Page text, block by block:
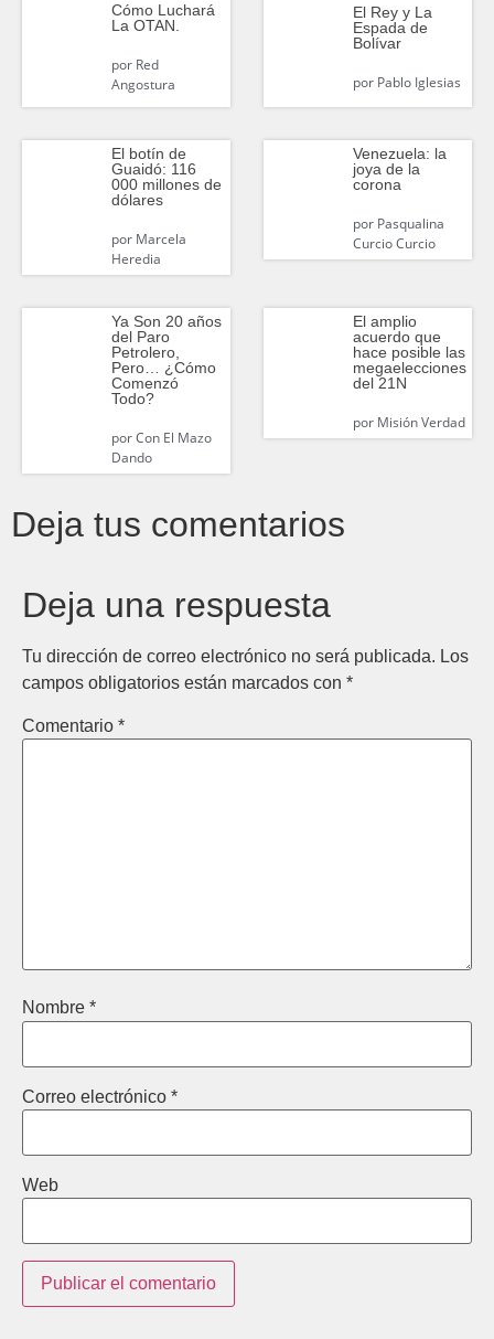
Cómo Luchará
La OTAN.
porRed
Angostura
El Rey y La
Espada de
Bolívar
porPablo Iglesias
El botín de
Guaidó: 116
000 millones de
dólares
porMarcela
Heredia
Venezuela: la
joya de la
corona
porPasqualina
Curcio Curcio
Ya Son 20 años
del Paro
Petrolero,
Pero… ¿Cómo
Comenzó
Todo?
porCon El Mazo
Dando
El amplio
acuerdo que
hace posible las
megaelecciones
del 21N
porMisión Verdad
Deja tus comentarios
Deja una respuesta
Tu dirección de correo electrónico no será publicada. Los
campos obligatorios están marcados con *
Comentario *
Nombre *
Correo electrónico *
Web